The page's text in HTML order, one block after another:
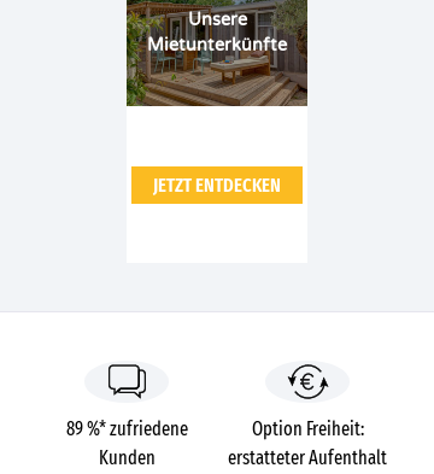
Unsere
Mietunterkünfte
JETZT ENTDECKEN
89 %* zufriedene
Kunden
Option Freiheit:
erstatteter Aufenthalt